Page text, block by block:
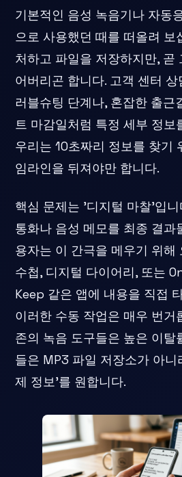
기본적인 음성 녹음기나 자동
으로 사용했던 때를 떠올려 보
처하고 파일을 저장하지만, 곧
어버리곤 합니다. 고객 센터
러블슈팅 단계나, 혼잡한 출근
트 마감일처럼 특정 세부 정보
우리는 10초짜리 정보를 찾기
임라인을 뒤져야만 합니다.
핵심 문제는 '디지털 마찰'입
통화나 음성 메모를 최종 결과
용자는 이 간극을 메우기 위해
수첩, 디지털 다이어리, 또는
Keep 같은 앱에 내용을 직접
이러한 수동 작업은 매우 번거
존의 녹음 도구들은 높은 이탈
들은 MP3 파일 저장소가 아니
제 정보'를 원합니다.